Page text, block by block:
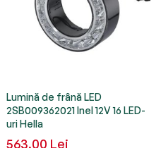
Lumină de frână LED
2SB009362021 Inel 12V 16 LED-
uri Hella
563,00 Lei